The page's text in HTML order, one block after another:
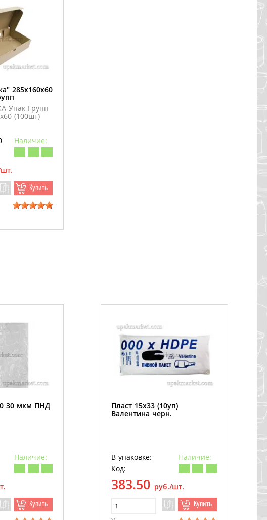
285х160х60
Упак Групп
(100шт)
Наличие:
Купить
30 мкм ПНД
Наличие:
Купить
Пласт 15х33 (10уп)
Валентина черн.
В упаковке:
Наличие:
Код:
383.50 руб./шт.
Купить